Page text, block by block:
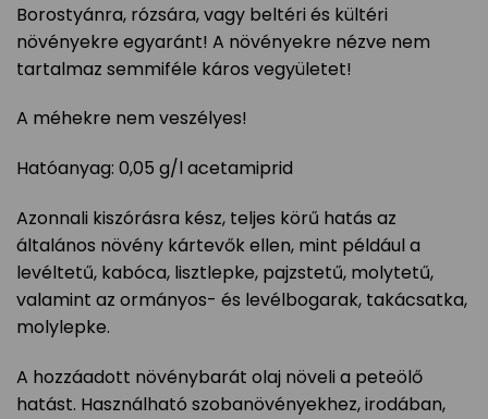
Borostyánra, rózsára, vagy beltéri és kültéri
növényekre egyaránt! A növényekre nézve nem
tartalmaz semmiféle káros vegyületet!
A méhekre nem veszélyes!
Hatóanyag: 0,05 g/l acetamiprid
Azonnali kiszórásra kész, teljes körű hatás az
általános növény kártevők ellen, mint például a
levéltetű, kabóca, lisztlepke, pajzstetű, molytetű,
valamint az ormányos- és levélbogarak, takácsatka,
molylepke.
A hozzáadott növénybarát olaj növeli a peteölő
hatást. Használható szobanövényekhez, irodában,